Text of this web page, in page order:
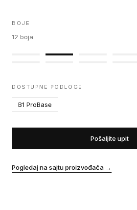
BOJE
12 boja
DOSTUPNE PODLOGE
B1 ProBase
Pošaljite upit
Pogledaj na sajtu proizvođača →